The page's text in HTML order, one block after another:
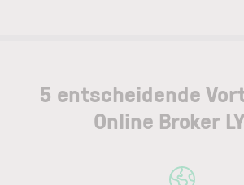
5 entscheidende
Online Broker